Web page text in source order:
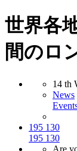
世界各
間のロ
14 th
News
195 130
195 130
Are